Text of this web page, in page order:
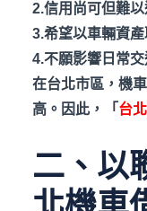
2.信用尚可但難
3.希望以車輛資
4.不願影響日常
在台北市區，機
高。因此，「 台
二、以